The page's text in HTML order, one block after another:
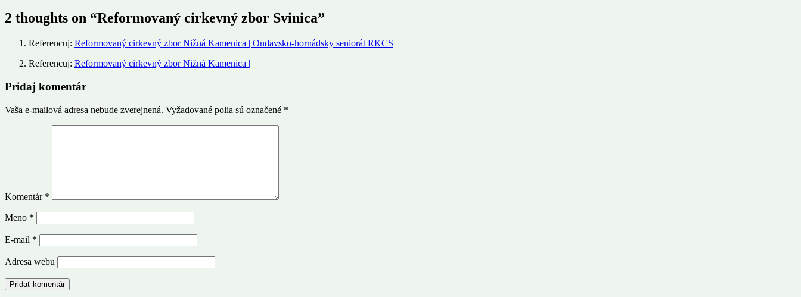
2 thoughts on “Reformovaný cirkevný zbor Svinica”
Referencuj: Reformovaný cirkevný zbor Nižná Kamenica | Ondavsko-hornádsky seniorát RKCS
Referencuj: Reformovaný cirkevný zbor Nižná Kamenica |
Pridaj komentár
Vaša e-mailová adresa nebude zverejnená. Vyžadované polia sú označené *
Komentár *
Meno *
E-mail *
Adresa webu